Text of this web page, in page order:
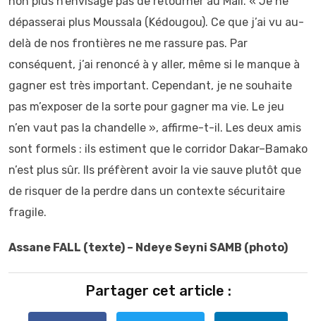
dépasserai plus Moussala (Kédougou). Ce que j’ai vu au-
delà de nos frontières ne me rassure pas. Par
conséquent, j’ai renoncé à y aller, même si le manque à
gagner est très important. Cependant, je ne souhaite
pas m’exposer de la sorte pour gagner ma vie. Le jeu
n’en vaut pas la chandelle », affirme-t-il. Les deux amis
sont formels : ils estiment que le corridor Dakar–Bamako
n’est plus sûr. Ils préfèrent avoir la vie sauve plutôt que
de risquer de la perdre dans un contexte sécuritaire
fragile.
Assane FALL (texte) – Ndeye Seyni SAMB (photo)
Partager cet article :